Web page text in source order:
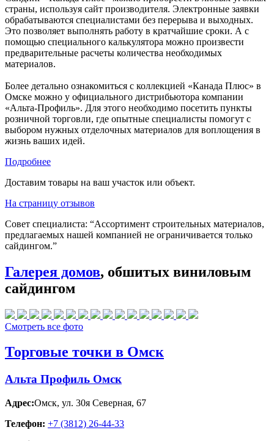
страны, используя сайт производителя. Электронные заявки
обрабатываются специалистами без перерыва и выходных.
Это позволяет выполнять работу в кратчайшие сроки. А с
помощью специального калькулятора можно произвести
предварительные расчеты количества необходимых
материалов.
Более детально ознакомиться с коллекцией «Канада Плюс» в
Омске можно у официального дистрибьютора компании
«Альта-Профиль». Для этого необходимо посетить пункты
розничной торговли, где опытные специалисты помогут с
выбором нужных отделочных материалов для воплощения в
жизнь ваших идей.
Подробнее
Доставим товары на ваш участок или объект.
На страницу отзывов
Совет специалиста: “Ассортимент строительных материалов,
предлагаемых нашей компанией не ограничивается только
сайдингом.”
Галерея домов, обшитых виниловым
сайдингом
Смотреть все фото
Торговые точки в Омск
Альта Профиль Омск
Адрес:Омск, ул. 30я Северная, 67
Телефон: +7 (3812) 26‑44-33